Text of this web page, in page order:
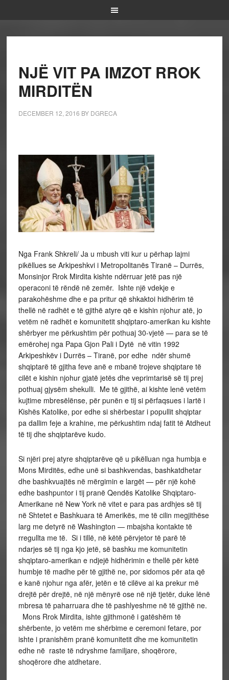
NJË VIT PA IMZOT RROK
MIRDITËN
DECEMBER 12, 2016 BY DGRECA
Nga Frank Shkreli/ Ja u mbush viti kur u përhap lajmi
pikëllues se Arkipeshkvi i Metropolitanës Tiranë – Durrës,
Monsinjor Rrok Mirdita kishte ndërruar jetë pas një
operaconi të rëndë në zemër. Ishte një vdekje e
parakohëshme dhe e pa pritur që shkaktoi hidhërim të
thellë në radhët e të gjithë atyre që e kishin njohur atë, jo
vetëm në radhët e komunitetit shqiptaro-amerikan ku kishte
shërbyer me përkushtim për pothuaj 30-vjetë — para se të
emërohej nga Papa Gjon Pali i Dytë në vitin 1992
Arkipeshkëv i Durrës – Tiranë, por edhe ndër shumë
shqiptarë të gjitha feve anë e mbanë trojeve shqiptare të
cilët e kishin njohur gjatë jetës dhe veprimtarisë së tij prej
pothuaj gjysëm shekulli. Me të gjithë, ai kishte lenë vetëm
kujtime mbresëlënse, për punën e tij si përfaqsues i lartë i
Kishës Katolike, por edhe si shërbestar i popullit shqiptar
pa dallim feje a krahine, me përkushtim ndaj fatit të Atdheut
të tij dhe shqiptarëve kudo.
Si njëri prej atyre shqiptarëve që u pikëlluan nga humbja e
Mons Mirditës, edhe unë si bashkvendas, bashkatdhetar
dhe bashkvuajtës në mërgimin e largët — për një kohë
edhe bashpuntor i tij pranë Qendës Katolike Shqiptaro-
Amerikane në New York në vitet e para pas ardhjes së tij
në Shtetet e Bashkuara të Amerikës, me të cilin megjithëse
larg me detyrë në Washington — mbajsha kontakte të
rregullta me të. Si i tillë, në këtë përvjetor të parë të
ndarjes së tij nga kjo jetë, së bashku me komunitetin
shqiptaro-amerikan e ndjejë hidhërimin e thellë për këtë
humbje të madhe për të gjithë ne, por sidomos për ata që
e kanë njohur nga afër, jetën e të cilëve ai ka prekur më
drejtë për drejtë, në një mënyrë ose në një tjetër, duke lënë
mbresa të paharruara dhe të pashlyeshme në të gjithë ne.
Mons Rrok Mirdita, ishte gjithmonë i gatëshëm të
shërbente, jo vetëm me shërbime e ceremoni fetare, por
ishte i pranishëm pranë komunitetit dhe me komunitetin
edhe në raste të ndryshme familjare, shoqërore,
shoqërore dhe atdhetare.